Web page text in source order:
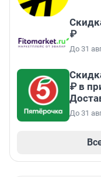
₽
До 31
₽ в
До 31